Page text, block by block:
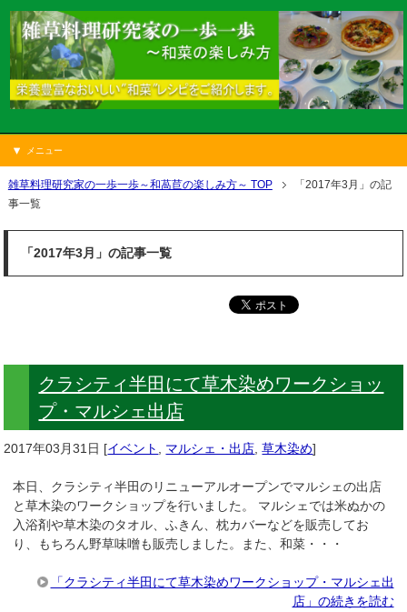
メニュー
雑草料理研究家の一歩一歩～和萵苣の楽しみ方～ TOP
「2017年3月」の記
事一覧
「2017年3月」の記事一覧
クラシティ半田にて草木染めワークショッ
プ・マルシェ出店
2017年03月31日 [イベント マルシェ・出店 ,草木染め]
本日、クラシティ半田のリニューアルオープンでマルシェの出店
と草木染のワークショップを行いました。 マルシェでは米ぬかの
入浴剤や草木染のタオル、ふきん、枕カバーなどを販売してお
り、もちろん野草味噌も販売しました。また、和菜・・・
「クラシティ半田にて草木染めワークショップ・マルシェ出
店」の続きを読む